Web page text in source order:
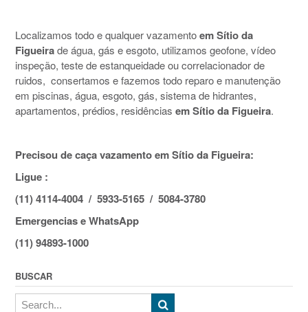
Localizamos todo e qualquer vazamentoem Sítio da
Figueirade água, gás e esgoto, utilizamos geofone, vídeo
inspeção, teste de estanqueidade ou correlacionador de
ruidos, consertamos e fazemos todo reparo e manutenção
em piscinas, água, esgoto, gás, sistema de hidrantes,
apartamentos, prédios, residências em Sítio da Figueira.
Precisou de caça vazamento em Sítio da Figueira:
Ligue :
(11) 4114-4004 / 5933-5165 / 5084-3780
Emergencias e WhatsApp
(11) 94893-1000
BUSCAR